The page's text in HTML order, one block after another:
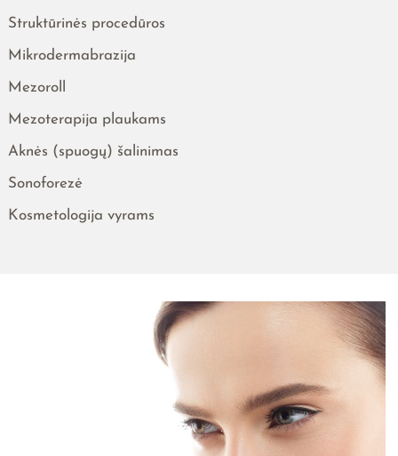
Struktūrinės procedūros
Mikrodermabrazija
Mezoroll
Mezoterapija plaukams
Aknės (spuogų) šalinimas
Sonoforezė
Kosmetologija vyrams